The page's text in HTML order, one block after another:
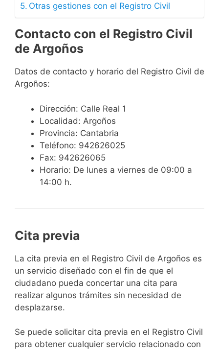
Otras gestiones con el Registro Civil
Contacto con el Registro Civil
de Argoños
Datos de contacto y horario del Registro Civil de
Argoños:
Dirección: Calle Real 1
Localidad: Argoños
Provincia: Cantabria
Teléfono: 942626025
Fax: 942626065
Horario: De lunes a viernes de 09:00 a
14:00 h.
Cita previa
​​​​​​​​​​​​​​​​​​​​​​​​​​​​La cita previa en el Registro Civil de Argoños es
un servicio diseñado con el fin de que el
ciudadano pueda concertar una cita para
realizar algunos trámites sin necesidad de
desplazarse.​
Se puede solicitar cita previa en el Registro Civil
para obtener cualquier servicio relacionado con